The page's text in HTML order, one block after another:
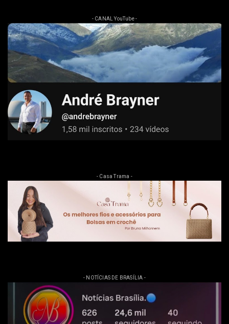
- CANAL YouTube -
- Casa Trama -
- NOTÍCIAS DE BRASÍLIA -